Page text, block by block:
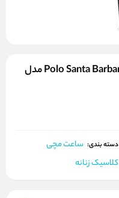
ساعت مچی زنانه پولو سانتا باربارا Polo Santa Barbara مدل
دسته بندی: ساعت مچی
کلاسیک زنانه